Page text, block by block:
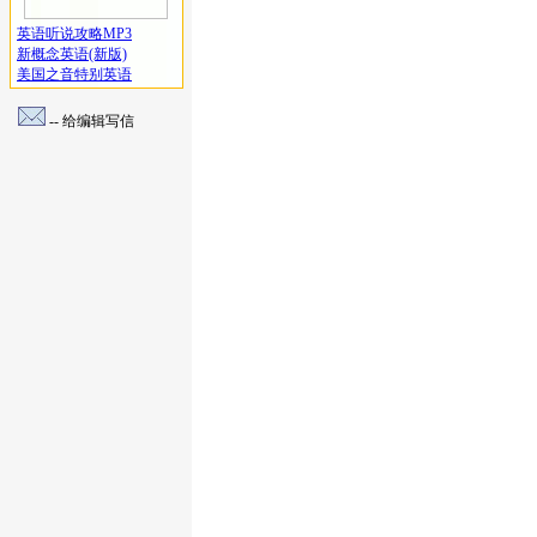
英语听说攻略MP3
新概念英语(新版)
美国之音特别英语
-- 给编辑写信